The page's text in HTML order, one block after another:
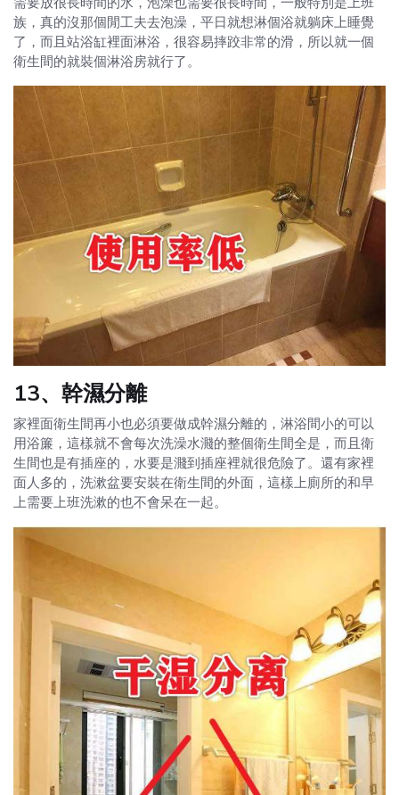
族，真的沒那個閒工夫去泡澡，平日就想淋個浴就躺床上睡覺
了，而且站浴缸裡面淋浴，很容易摔跤非常的滑，所以就一個
衛生間的就裝個淋浴房就行了。
13、幹濕分離
家裡面衛生間再小也必須要做成幹濕分離的，淋浴間小的可以
用浴簾，這樣就不會每次洗澡水濺的整個衛生間全是，而且衛
生間也是有插座的，水要是濺到插座裡就很危險了。還有家裡
面人多的，洗漱盆要安裝在衛生間的外面，這樣上廁所的和早
上需要上班洗漱的也不會呆在一起。